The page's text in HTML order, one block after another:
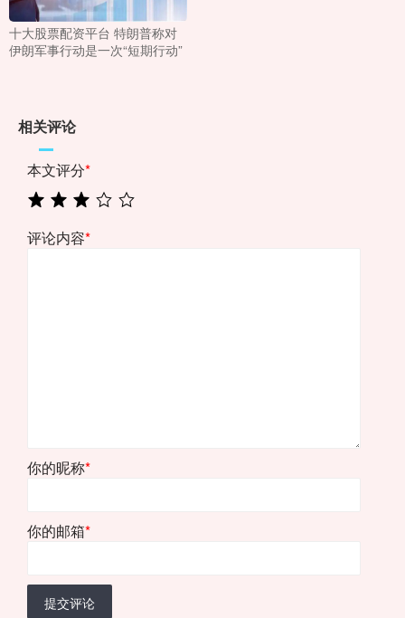
十大股票配资平台 特朗普称对
伊朗军事行动是一次“短期行动”
相关评论
本文评分*
评论内容*
你的昵称*
你的邮箱*
提交评论